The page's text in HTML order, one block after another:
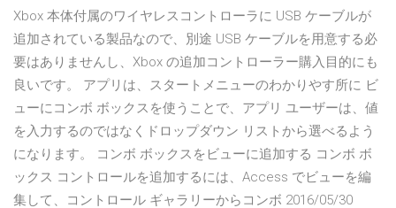
Xbox 本体付属のワイヤレスコントローラに USB ケーブルが
追加されている製品なので、別途 USB ケーブルを用意する必
要はありませんし、Xbox の追加コントローラー購入目的にも
良いです。 アプリは、スタートメニューのわかりやす所に ビ
ューにコンボ ボックスを使うことで、アプリ ユーザーは、値
を入力するのではなくドロップダウン リストから選べるよう
になります。 コンボ ボックスをビューに追加する コンボ ボ
ックス コントロールを追加するには、Access でビューを編
集して、コントロール ギャラリーからコンボ 2016/05/30